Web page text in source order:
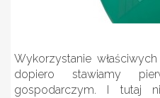
Wykorzystanie
dopiero stawiamy
gospodarczym. I tutaj